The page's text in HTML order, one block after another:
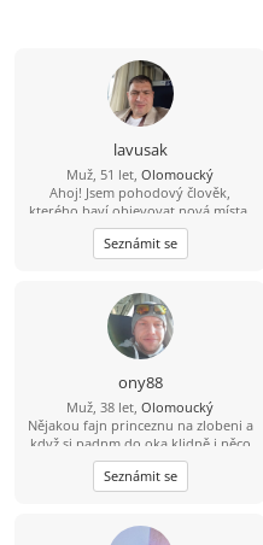
lavusak
Muž, 51 let, Olomoucký
Ahoj! Jsem pohodový člověk,
kterého baví objevovat nová místa,
zajít si na dobrou kávu nebo jídlo a
ve volném čase se věnuji [cvičení,
boxu, rád chodím na
společné zážitky, upřímné
rozhovory a časem třeba i pro vážný
vztah, kde se budeme navzájem
podporovat.“
Seznámit se
ony88
Muž, 38 let, Olomoucký
Nějakou fajn princeznu na zlobeni a
když si padnm do oka klidně i něco
vic
Seznámit se